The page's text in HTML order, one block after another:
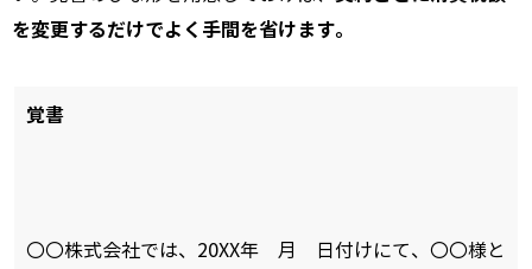
を変更するだけでよく手間を省けます。
覚書
〇〇株式会社では、20XX年 月 日付けにて、〇〇様と